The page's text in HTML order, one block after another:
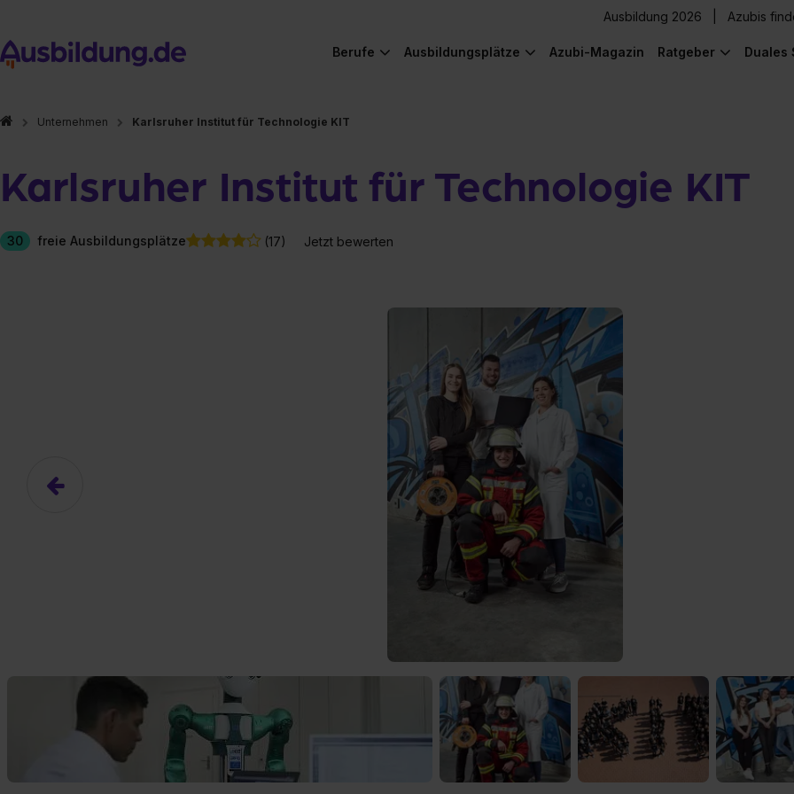
Ausbildung 2026 Azubis
Berufe Ausbildungsplätze Azubi-Magazin Ratgeber Duales
Unternehmen Karlsruher Institut für Technologie KIT
Karlsruher Institut für Technologie KIT
30 freie Ausbildungsplätze (17) Jetzt bewerten
Hier gibt es (eigentlich) was Cooles zu sehen!
Das hier ist ein Platzhalter für Video-Content von YouTube. Neugierig? Dann schalte die Inhalte jetzt
Ja, ich erlaube die externen Inhalte von YouTube.
Ich bin damit einverstanden, dass mir die externen Inhalte angezeigt werden. Personenbezogene Daten
an Drittplattformen übermittelt werden. Mehr Infos gibt es in der
Datenschutzerklärung